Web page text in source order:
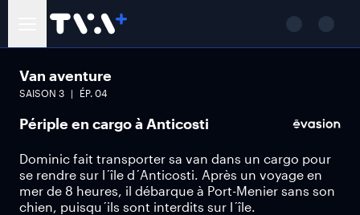
Van aventure
SAISON 3 ÉP. 04
Périple en cargo à Anticosti
Dominic fait transporter sa van dans un cargo pour
se rendre sur l´île d´Anticosti. Après un voyage en
mer de 8 heures, il débarque à Port-Menier sans son
chien, puisqu´ils sont interdits sur l´île.